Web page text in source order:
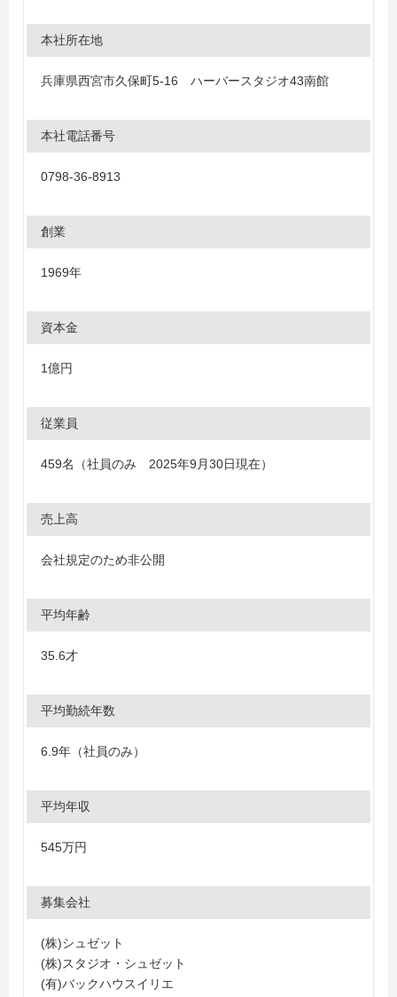
本社所在地
兵庫県西宮市久保町5-16 ハーバースタジオ43南館
本社電話番号
0798-36-8913
創業
1969年
資本金
1億円
従業員
459名（社員のみ 2025年9月30日現在）
売上高
会社規定のため非公開
平均年齢
35.6才
平均勤続年数
6.9年（社員のみ）
平均年収
545万円
募集会社
(株)シュゼット
(株)スタジオ・シュゼット
(有)バックハウスイリエ